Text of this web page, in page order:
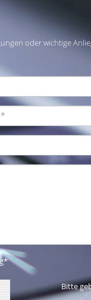
oder wichtige
*
Bitte